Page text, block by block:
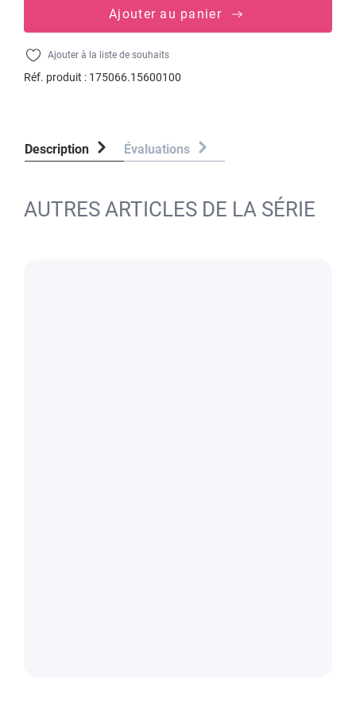
Ajouter au panier
Ajouter à la liste de souhaits
Réf. produit : 175066.15600100
Description Évaluations
AUTRES ARTICLES DE LA SÉRIE